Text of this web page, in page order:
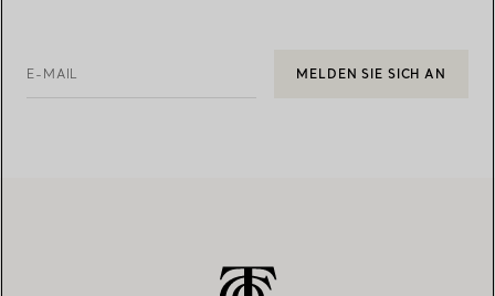
E-MAIL MELDEN SIE SICH AN